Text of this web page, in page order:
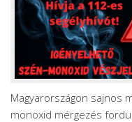
Magyarországon sajnos
monoxid mérgezés